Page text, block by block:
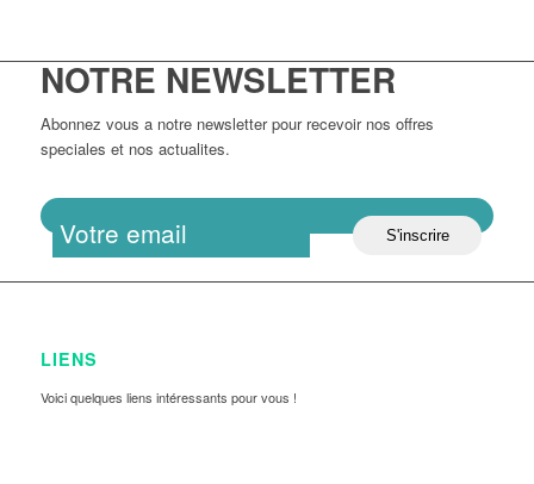
NOTRE NEWSLETTER
Abonnez vous a notre newsletter pour recevoir nos offres
speciales et nos actualites.
LIENS
Voici quelques liens intéressants pour vous !